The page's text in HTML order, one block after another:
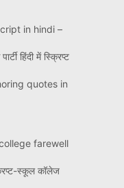
in hindi –
हिंदी में स्क्रिप्ट
quotes in
farewell
स्कूल कॉलेज